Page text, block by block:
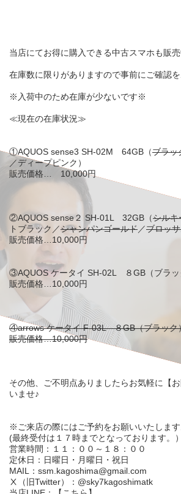
当店にてお得に購入できる中古スマホも販売
在庫数に限りがありますので事前にご確認を
※入荷中のため在庫が少ないです※
≪現在の在庫状況≫
①AQUOS sense3 SH-02M 64GB（ブラッ
／ディープピンク）
販売価格… 10,000円
②AQUOS sense２ SH-01L 32GB（シルキ
トブラック／シャンパンゴールド／ブロッ
販売価格…10,000円
③AQUOS ケータイ SH-02L ８GB（ブラッ
販売価格…10,000円
④arrows ケータイ F-03L ８GB（ブラック
販売価格…10,000円
その他、ご不明点ありましたらお気軽に【
いませ♪
※ご来店の際にはご予約をお願いいたします
(最終受付は１７時までとなっております。）
営業時間：１１：００～１８：００
定休日：日曜日・月曜日・祝日
MAIL：ssm.kagoshima@gmail.com
Ⅹ（旧Twitter）：@sky7kagoshimatk